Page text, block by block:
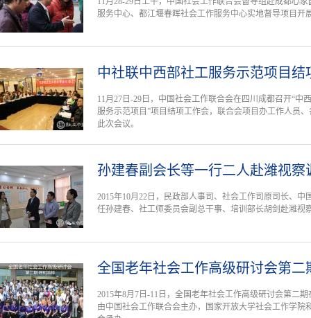
服务中心、都江堰春晖社会工作服务中心实地督导项目开
中社联中西部社工服务示范项目结
11月27日-29日，中国社会工作联合会在四川成都召开“中
服务示范项目”项目结项工作会，联合会项目办工作人员
此次会议。
孙建春副会长等一行二人赴潍视察
2015年10月22日，民政部人事司、社会工作司原司长、
任孙建春、社工师委员会副总干事、培训部长胡剑赴潍视
全国老年社会工作高级研讨会第二
2015年8月7日-11日，全国老年社会工作高级研讨会第二
由中国社会工作联合会主办，国家开放大学社会工作学院